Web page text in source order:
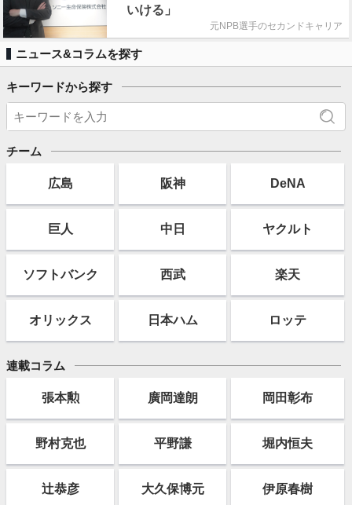
いける」
元NPB選手のセカンドキャリア
ニュース&コラムを探す
キーワードから探す
チーム
広島 阪神 DeNA
巨人 中日 ヤクルト
ソフトバンク 西武 楽天
オリックス 日本ハム ロッテ
連載コラム
張本勲 廣岡達朗 岡田彰布
野村克也 平野謙 堀内恒夫
辻恭彦 大久保博元 伊原春樹